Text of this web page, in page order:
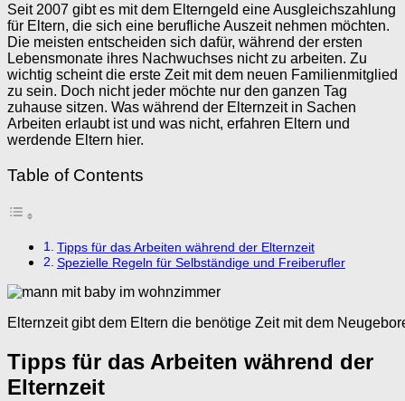
Seit 2007 gibt es mit dem Elterngeld eine Ausgleichszahlung
für Eltern, die sich eine berufliche Auszeit nehmen möchten.
Die meisten entscheiden sich dafür, während der ersten
Lebensmonate ihres Nachwuchses nicht zu arbeiten. Zu
wichtig scheint die erste Zeit mit dem neuen Familienmitglied
zu sein. Doch nicht jeder möchte nur den ganzen Tag
zuhause sitzen. Was während der Elternzeit in Sachen
Arbeiten erlaubt ist und was nicht, erfahren Eltern und
werdende Eltern hier.
Table of Contents
Tipps für das Arbeiten während der Elternzeit
Spezielle Regeln für Selbständige und Freiberufler
Elternzeit gibt dem Eltern die benötige Zeit mit dem
Tipps für das Arbeiten während der
Elternzeit